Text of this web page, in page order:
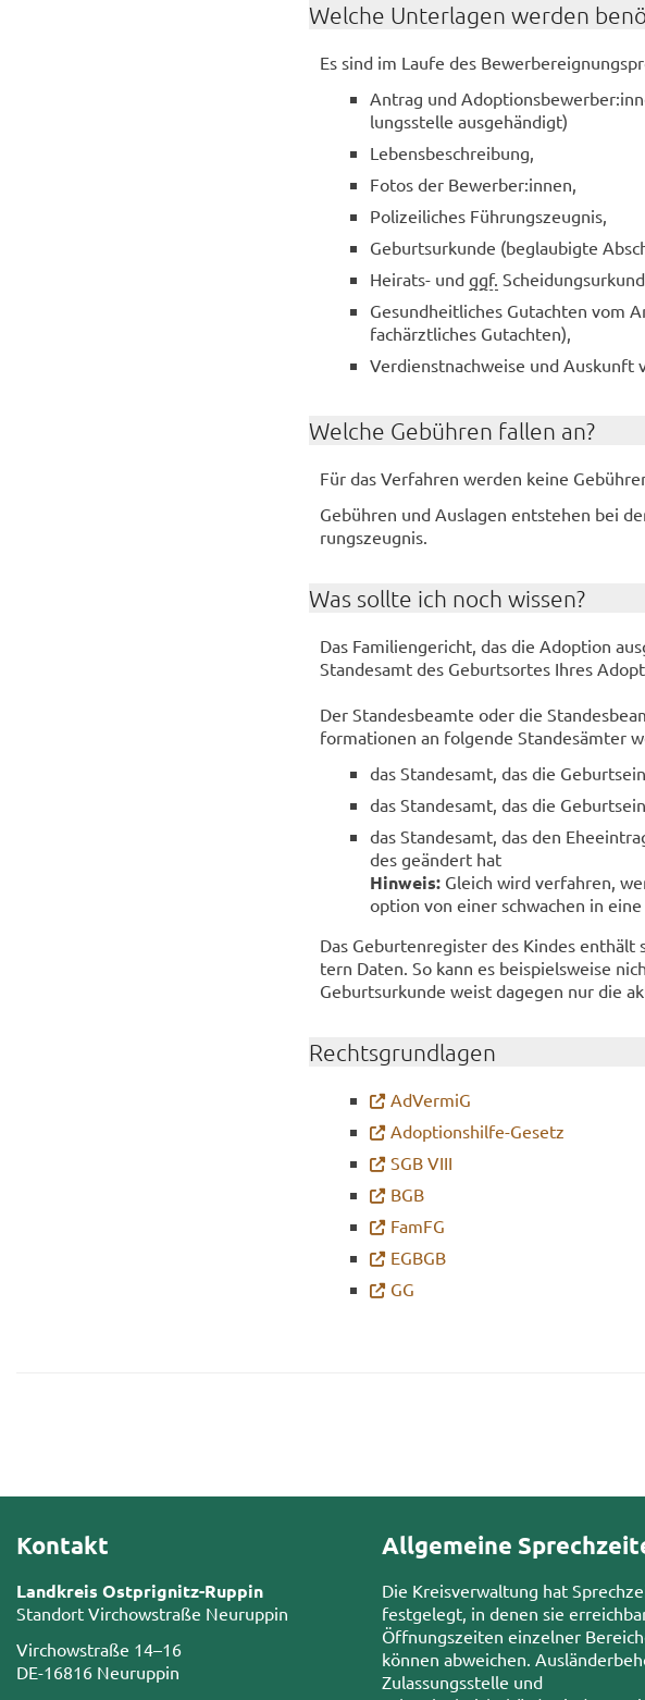
Wel­che Un­ter­la­gen wer­den
Es sind im Laufe des
An­trag und
lungs­stel­le aus­ge­hän­digt)
Le­bens­be­schrei­bung,
Fotos der Be­wer­ber:innen,
Po­li­zei­li­ches Füh­rungs­zeug­nis,
Ge­burts­ur­kun­de (be­glau­big­te
Heirats-​ und ggf.
Ge­sund­heit­li­ches Gut­ach­ten vom
fach­ärzt­li­ches Gut­ach­ten),
Ver­dienst­nach­wei­se und Aus­kunft
Wel­che Ge­büh­ren fal­len an?
Für das Ver­fah­ren wer­den keine
Ge­büh­ren und Aus­la­gen ent­ste­hen bei
rungs­zeug­nis.
Was soll­te ich noch wis­sen?
Das Fa­mi­li­en­ge­richt, das die Ad­op­ti­on
Stan­des­amt des Ge­burts­or­tes Ihres
Der Stan­des­be­am­te oder die
for­ma­tio­nen an fol­gen­de Stan­des­äm­ter
das Stan­des­amt, das die
das Stan­des­amt, das die
das Stan­des­amt, das den
des ge­än­dert hat
Hin­weis:Gleich wird ver­fah­ren,
op­ti­on von einer schwa­chen in
Das Ge­bur­ten­re­gis­ter des Kin­des
tern Daten. So kann es bei­spiels­wei­se
Ge­burts­ur­kun­de weist da­ge­gen nur die
Rechts­grund­la­gen
Ad­Ver­miG
Adoptionshilfe-​Gesetz
SGB VIII
BGB
FamFG
EGBGB
GG
Kontakt
Landkreis Ostprignitz-Ruppin
Standort Virchowstraße Neuruppin
Virchowstraße 14–16
DE-16816 Neuruppin
Allgemeine
Die Kreisverwaltung hat
festgelegt, in denen sie
Öffnungszeiten einzelner
können abweichen.
Zulassungsstelle und